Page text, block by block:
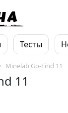
Тесты
Minelab Go-Find 11
11